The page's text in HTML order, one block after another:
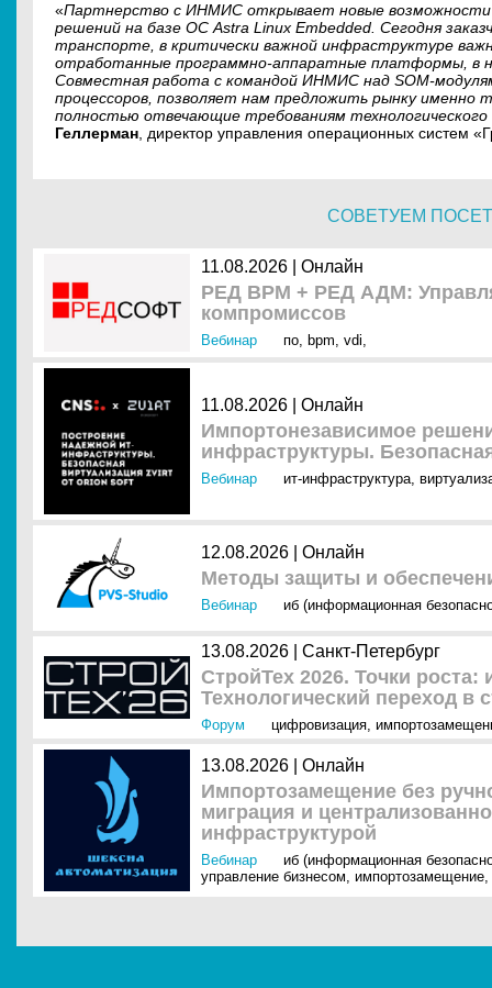
«Партнерство с ИНМИС открывает новые возможности
решений на базе ОС Astra Linux Embedded. Сегодня
транспорте, в критически важной инфраструктуре
отработанные программно-аппаратные платформы, в
Совместная работа с командой ИНМИС над SOM-
процессоров, позволяет нам предложить рынку именно
полностью отвечающие требованиям
Геллерман , директор управления операционных систем
СОВЕТУЕМ
11.08.2026 | Онлайн
РЕД ВРМ + РЕД АДМ:
компромиссов
Вебинар по, bpm, vdi,
11.08.2026 | Онлайн
Импортонезависимое
инфраструктуры.
Вебинар ит-инфраструктура,
12.08.2026 | Онлайн
Методы защиты и
Вебинар иб (информационная
13.08.2026 | Санкт-Петербург
СтройТех 2026. Точки
Технологический переход в
Форум цифровизация,
13.08.2026 | Онлайн
Импортозамещение без
миграция и
инфраструктурой
Вебинар
иб (информационная
управление бизнесом, импортозамещение,